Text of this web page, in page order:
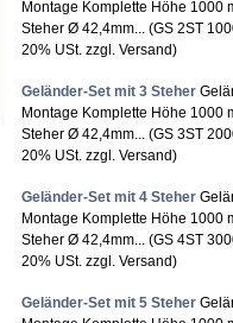
Montage Komplette Höhe 1000
Steher Ø 42,4mm... (GS 2ST
20% USt. zzgl. Versand)
Geländer-Set mit 3 Steher
Montage Komplette Höhe 1000
Steher Ø 42,4mm... (GS 3ST
20% USt. zzgl. Versand)
Geländer-Set mit 4 Steher
Montage Komplette Höhe 1000
Steher Ø 42,4mm... (GS 4ST
20% USt. zzgl. Versand)
Geländer-Set mit 5 Steher